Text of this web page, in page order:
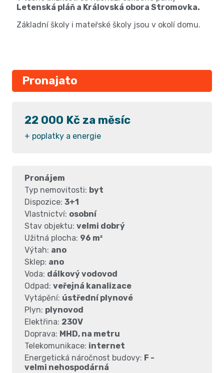
Letenská pláň a Královská obora Stromovka.
Základní školy i mateřské školy jsou v okolí domu.
Pronajato
22 000 Kč za měsíc
+ poplatky a energie
Pronájem
Typ nemovitosti: byt
Dispozice: 3+1
Vlastnictví: osobní
Stav objektu: velmi dobrý
Užitná plocha: 96 m²
Výtah: ano
Sklep: ano
Voda: dálkový vodovod
Odpad: veřejná kanalizace
Vytápění: ústřední plynové
Plyn: plynovod
Elektřina: 230V
Doprava: MHD, na metru
Telekomunikace: internet
Energetická náročnost budovy: F -
velmi nehospodárná